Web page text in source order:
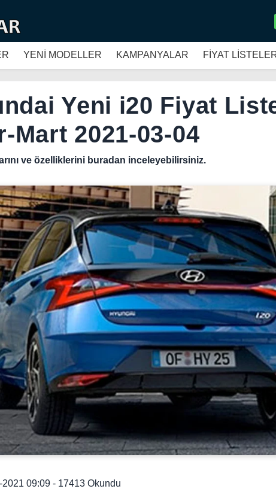
YENİ MODELLER KAMPANYALAR FİYAT
Yeni i20 Fiyat
Mart 2021-03-04
ve özelliklerini buradan inceleyebilirsiniz.
2021 09:09 - 17413 Okundu